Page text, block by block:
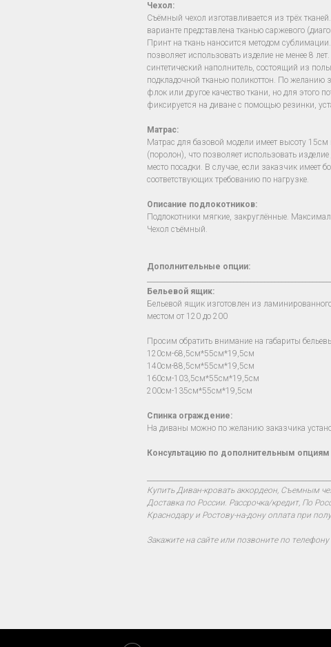
Чехол:
Съёмный чехол изготавливается из трёх
варианте представлена тканью саржевого
Принт на ткань наносится методом
позволяет использовать изделие не менее 8
синтетический наполнитель, состоящий из
подкладочной тканью поликоттон. По желанию
флок или другое качество ткани, но для этого
фиксируется на диване с помощью резинки,
Матрас:
Матрас для базовой модели имеет высоту 15см
(поролон), что позволяет использовать
место посадки. В случае, если заказчик имеет
соответствующих требованию по нагрузке.
Описание подлокотников:
Подлокотники мягкие, закруглённые.
Чехол съёмный.
Дополнительные опции:
Бельевой ящик:
Бельевой ящик изготовлен из
местом от 120 до 200
Просим обратить внимание на габариты
120см-68,5см*55см*19,5см
140см-88,5см*55см*19,5см
160см-103,5см*55см*19,5см
200см-135см*55см*19,5см
Спинка ограждение:
На диваны можно по желанию заказчика
Консультацию по дополнительным
Купить Диван-кровать аккордеон, Съемным
Доставка по России. Рассрочка/кредит, По
Краснодару и Ростову-на-дону оплата при
Закажите на сайте или позвоните по